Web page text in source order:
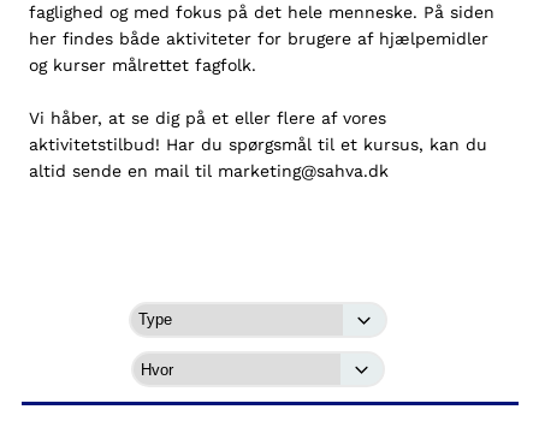
faglighed og med fokus på det hele menneske. På siden
her findes både aktiviteter for brugere af hjælpemidler
og kurser målrettet fagfolk.
Vi håber, at se dig på et eller flere af vores
aktivitetstilbud! Har du spørgsmål til et kursus, kan du
altid sende en mail til marketing@sahva.dk